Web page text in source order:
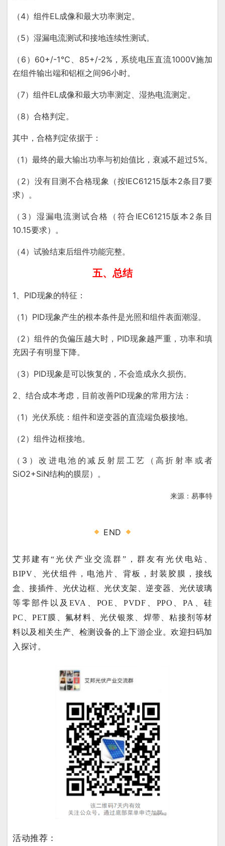
（4）组件EL成像和最大功率测定。
（5）湿漏电流测试和接地连续性测试。
（6）60+/-1℃、85+/-2%，系统电压直流1000V施加
在组件输出端和铝框之间96小时。
（7）组件EL成像和最大功率测定、湿热电流测定。
（8）合格判定。
其中，合格判定依据于：
（1）最终的最大输出功率与初始值比，衰减不超过5%。
（2）没有目测不合格现象（按IEC61215版本2条目7要
求）。
（3）湿漏电流测试合格（符合IEC61215版本2条目
10.15要求）。
（4）试验结束后组件功能完整。
五、总结
1、PID现象的特征：
（1）PID现象产生的根本条件是光照和组件表面潮湿。
（2）组件的负偏压越大时，PID现象越严重，功率和填
充因子有明显下降。
（3）PID现象是可以恢复的，不会造成永久损伤。
2、结合成本考虑，目前改善PID现象的常用方法：
（1）光伏系统：组件和逆变器的直流端负极接地。
（2）组件边框接地。
（3）改进电池的减反射层工艺（高折射率或者
SiO2+SiN结构的膜层）。
来源：易事特
END
艾邦建有“光伏产业交流群”，群友有光伏电站、
BIPV、光伏组件，电池片、背板，封装胶膜，接线
盒、接插件、光伏边框、光伏支架、逆变器、光伏玻璃
等零部件以及EVA、POE、PVDF、PPO、PA、硅
PC、PET膜、氟材料、光伏银浆、焊带、粘接剂等材
料以及相关生产、检测设备的上下游企业。欢迎扫码加
入探讨。
活动推荐：